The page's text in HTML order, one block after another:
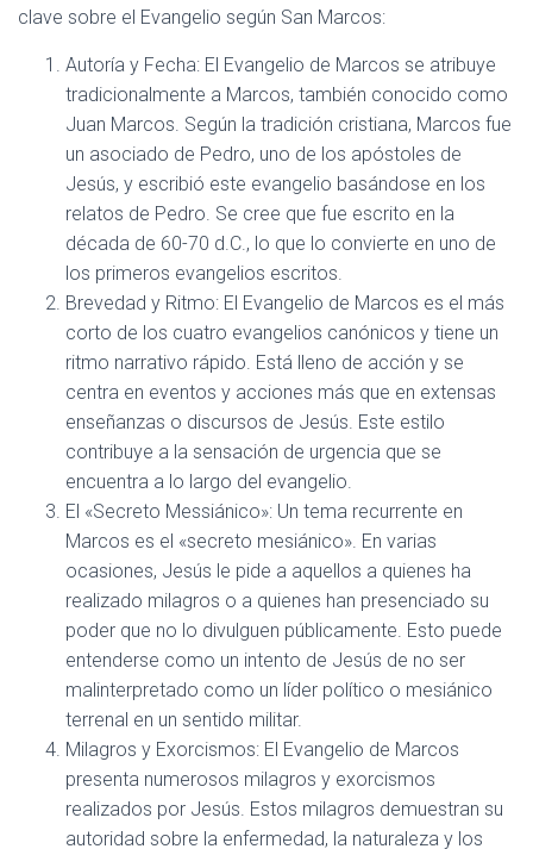
clave sobre el Evangelio según San Marcos:
Autoría y Fecha: El Evangelio de Marcos se atribuye
tradicionalmente a Marcos, también conocido como
Juan Marcos. Según la tradición cristiana, Marcos fue
un asociado de Pedro, uno de los apóstoles de
Jesús, y escribió este evangelio basándose en los
relatos de Pedro. Se cree que fue escrito en la
década de 60-70 d.C., lo que lo convierte en uno de
los primeros evangelios escritos.
Brevedad y Ritmo: El Evangelio de Marcos es el más
corto de los cuatro evangelios canónicos y tiene un
ritmo narrativo rápido. Está lleno de acción y se
centra en eventos y acciones más que en extensas
enseñanzas o discursos de Jesús. Este estilo
contribuye a la sensación de urgencia que se
encuentra a lo largo del evangelio.
El «Secreto Messiánico»: Un tema recurrente en
Marcos es el «secreto mesiánico». En varias
ocasiones, Jesús le pide a aquellos a quienes ha
realizado milagros o a quienes han presenciado su
poder que no lo divulguen públicamente. Esto puede
entenderse como un intento de Jesús de no ser
malinterpretado como un líder político o mesiánico
terrenal en un sentido militar.
Milagros y Exorcismos: El Evangelio de Marcos
presenta numerosos milagros y exorcismos
realizados por Jesús. Estos milagros demuestran su
autoridad sobre la enfermedad, la naturaleza y los